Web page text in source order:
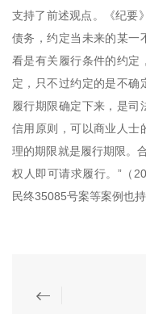
支持了前述观点。《纪要
债务，约定当未来的某一
看是有关履行条件的约定
定，只不过约定的是不确
履行期限确定下来，是
信用原则，可以商业人士
理的期限就是履行期限。
权人即可请求履行。”（
民终35085号案等案例也持